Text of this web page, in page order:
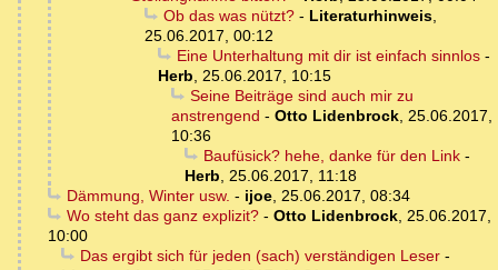
Ob das was nützt?- Literaturhinweis,
25.06.2017, 00:12
Eine Unterhaltung mit dir ist einfach sinnlos-
Herb, 25.06.2017, 10:15
Seine Beiträge sind auch mir zu
anstrengend - Otto Lidenbrock, 25.06.2017,
10:36
Baufüsick? hehe, danke für den Link-
Herb, 25.06.2017, 11:18
Dämmung, Winter usw. - ijoe, 25.06.2017, 08:34
Wo steht das ganz explizit?- Otto Lidenbrock, 25.06.2017,
10:00
Das ergibt sich für jeden (sach) verständigen Leser-